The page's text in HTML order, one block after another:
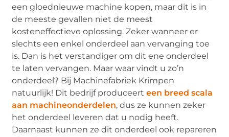
een gloednieuwe machine kopen, maar dit is in
de meeste gevallen niet de meest
kosteneffectieve oplossing. Zeker wanneer er
slechts een enkel onderdeel aan vervanging toe
is. Dan is het verstandiger om dit ene onderdeel
te laten vervangen. Maar waar vindt u zo’n
onderdeel? Bij Machinefabriek Krimpen
natuurlijk! Dit bedrijf produceerteen breed scala
aan machineonderdelen, dus ze kunnen zeker
het onderdeel leveren dat u nodig heeft.
Daarnaast kunnen ze dit onderdeel ook repareren